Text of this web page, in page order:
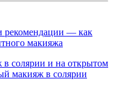
рекомендации — как
макияжа
солярии и на открытом
макияж в солярии